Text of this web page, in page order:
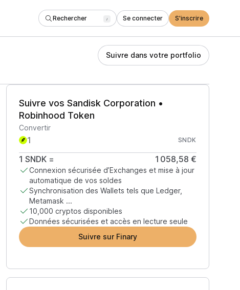
Rechercher / Se connecter S'inscrire
Suivre dans votre portfolio
Suivre vos Sandisk Corporation •
Robinhood Token
Convertir
SNDK
1 SNDK= 1 058,58 €
Connexion sécurisée d’Exchanges et mise à jour
automatique de vos soldes
Synchronisation des Wallets tels que Ledger,
Metamask ...
10,000 cryptos disponibles
Données sécurisées et accès en lecture seule
Suivre sur Finary